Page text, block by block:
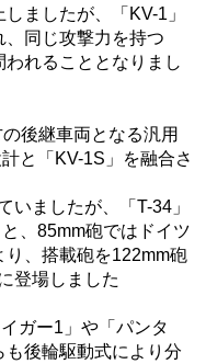
ましたが、「KV-1」
同じ攻撃力を持つ
われることとなりまし
後継車両となる汎用
と「KV-1S」を融合さ
いましたが、「T-34」
、85mm砲ではドイツ
、搭載砲を122mm砲
登場しました
ガー1」や「パンタ
後輪駆動式により分